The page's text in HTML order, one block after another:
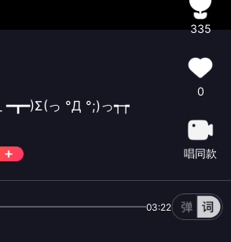
━┳━)Σ(っ °Д °;)っ┭┮
335
0
唱同款
03:22